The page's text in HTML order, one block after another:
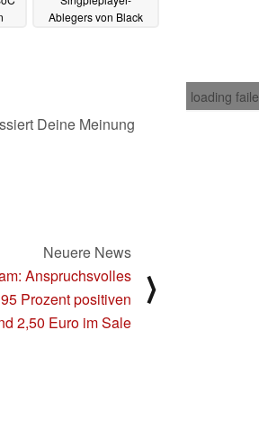
Ablegers von Black
loading
Deine Meinung
Neuere News
Anspruchsvolles
Prozent positiven
2,50 Euro im Sale
⟩